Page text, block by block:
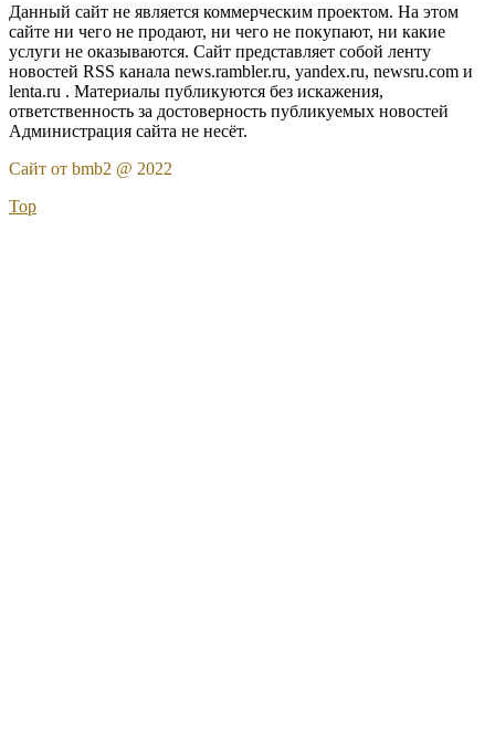
Данный сайт не является коммерческим проектом. На этом
сайте ни чего не продают, ни чего не покупают, ни какие
услуги не оказываются. Сайт представляет собой ленту
новостей RSS канала news.rambler.ru, yandex.ru, newsru.com и
lenta.ru . Материалы публикуются без искажения,
ответственность за достоверность публикуемых новостей
Администрация сайта не несёт.
Сайт от bmb2 @ 2022
Top